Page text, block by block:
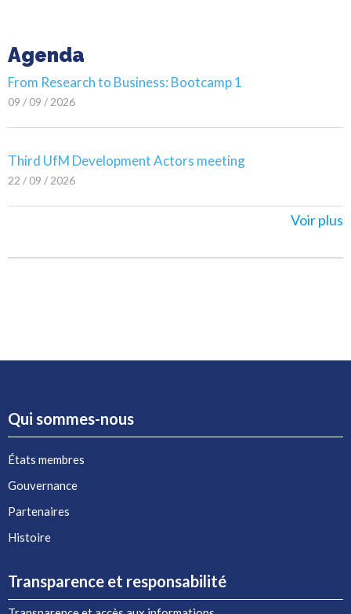
Agenda
From Research to Business: Bootcamp 1
09 / 09 / 2026
Third UfM Development Actors meeting
22 / 09 / 2026
Voir plus
Qui sommes-nous
États membres
Gouvernance
Partenaires
Histoire
Transparence et responsabilité